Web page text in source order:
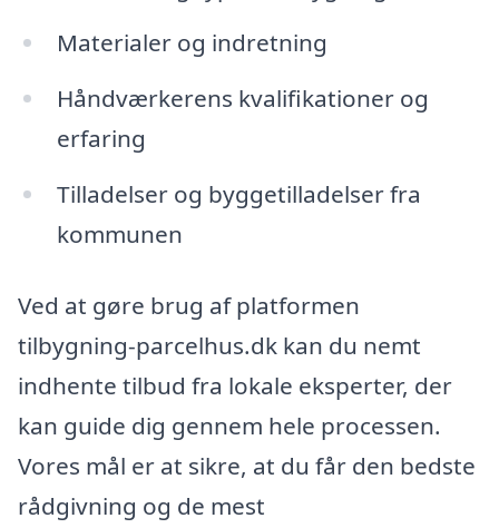
Materialer og indretning
Håndværkerens kvalifikationer og
erfaring
Tilladelser og byggetilladelser fra
kommunen
Ved at gøre brug af platformen
tilbygning-parcelhus.dk kan du nemt
indhente tilbud fra lokale eksperter, der
kan guide dig gennem hele processen.
Vores mål er at sikre, at du får den bedste
rådgivning og de mest